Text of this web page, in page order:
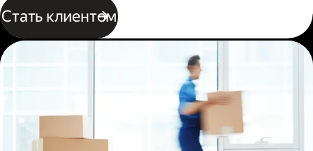
Стать клиентом